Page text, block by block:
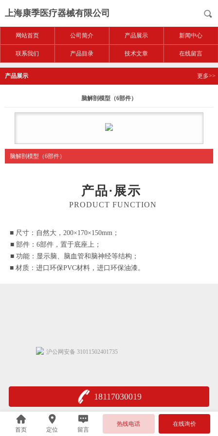
上海康季医疗器械有限公司
网站首页 公司简介 产品展示 新闻中心
联系我们 产品目录 技术文章 在线留言
产品展示 更多>>
脑解剖模型（6部件）
脑解剖模型（6部件）
产品·展示
PRODUCT FUNCTION
■ 尺寸：自然大， 200×170×1 50mm；
■ 部件： 6部件， 置于底座上 ；
■ 功能：显示脑、脑血管和脑神经等结构；
■ 材质：进口环保PVC材料，进口环保油漆。
18117030019
首页 定位 留言
热线电话 在线询价
沪公网安备 31011502401735